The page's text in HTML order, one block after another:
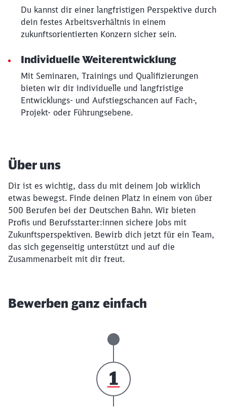
Du kannst dir einer langfristigen Perspektive durch
dein festes Arbeitsverhältnis in einem
zukunftsorientierten Konzern sicher sein.
Individuelle Weiterentwicklung
Mit Seminaren, Trainings und Qualifizierungen
bieten wir dir individuelle und langfristige
Entwicklungs- und Aufstiegschancen auf Fach-,
Projekt- oder Führungsebene.
Über uns
Dir ist es wichtig, dass du mit deinem Job wirklich
etwas bewegst. Finde deinen Platz in einem von über
500 Berufen bei der Deutschen Bahn. Wir bieten
Profis und Berufsstarter:innen sichere Jobs mit
Zukunftsperspektiven. Bewirb dich jetzt für ein Team,
das sich gegenseitig unterstützt und auf die
Zusammenarbeit mit dir freut.
Bewerben ganz einfach